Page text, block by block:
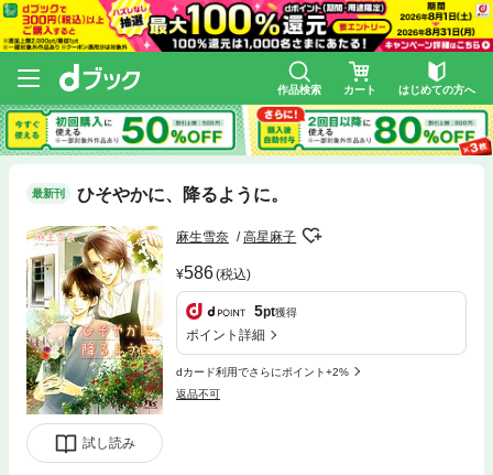
作品検索 カート はじめての方へ
最新刊 ひそやかに、降るように。
試し読み
麻生雪奈 高星麻子
586(税込)
5pt獲得
ポイント詳細
dカード利用でさらにポイント+2%
返品不可